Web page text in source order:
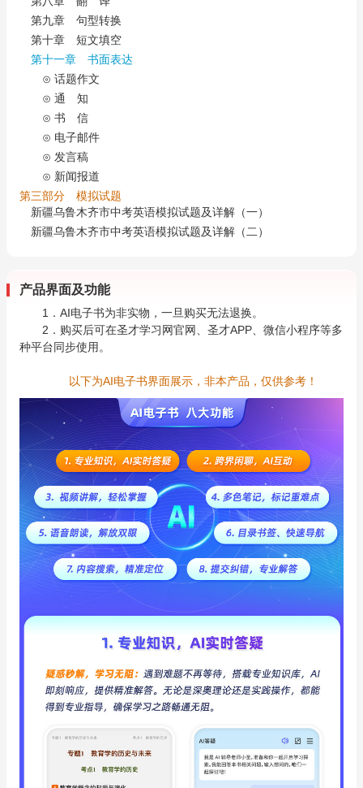
第九章 句型转换
第十章 短文填空
第十一章 书面表达
⊙ 话题作文
⊙ 通 知
⊙ 书 信
⊙ 电子邮件
⊙ 发言稿
⊙ 新闻报道
第三部分 模拟试题
新疆乌鲁木齐市中考英语模拟试题及详解（一）
新疆乌鲁木齐市中考英语模拟试题及详解（二）
产品界面及功能
1．AI电子书为非实物，一旦购买无法退换。
2．购买后可在圣才学习网官网、圣才APP、微信小程序等多
种平台同步使用。
以下为AI电子书界面展示，非本产品，仅供参考！